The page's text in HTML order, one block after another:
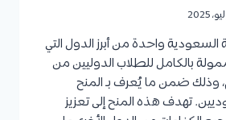
السعودية واحدة من أبرز الدول التي
بالكامل للطلاب الدوليين من
وذلك ضمن ما يُعرف بـ المنح
تهدف هذه المنح إلى تعزيز